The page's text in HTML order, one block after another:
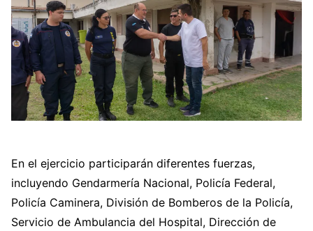
En el ejercicio participarán diferentes fuerzas,
incluyendo Gendarmería Nacional, Policía Federal,
Policía Caminera, División de Bomberos de la Policía,
Servicio de Ambulancia del Hospital, Dirección de